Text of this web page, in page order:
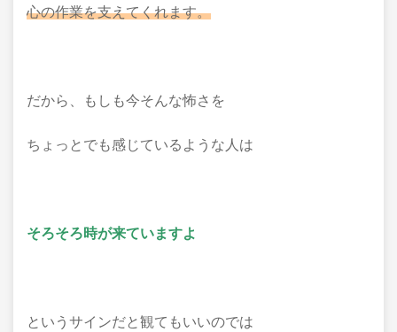
心の作業を支えてくれます。
だから、もしも今そんな怖さを
ちょっとでも感じているような人は
そろそろ時が来ていますよ
というサインだと観てもいいのでは